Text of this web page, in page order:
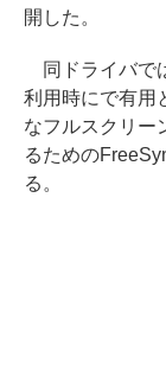
開した。
同ドライバで
利用時にで有用
なフルスクリー
るための
る。